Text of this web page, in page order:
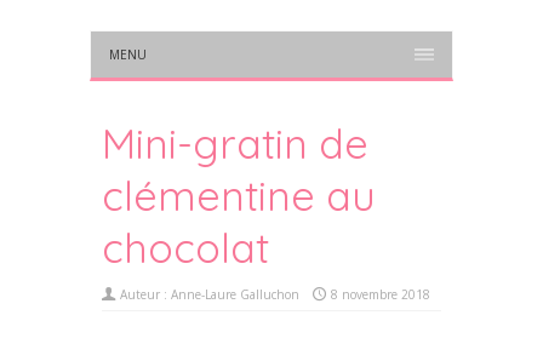
MENU
Mini-gratin de
clémentine au
chocolat
Auteur : Anne-Laure Galluchon 8 novembre 2018